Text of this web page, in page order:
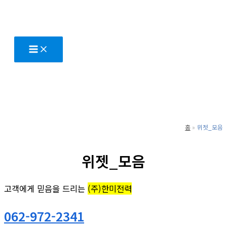
홈 위젯_모음
위젯_모음
고객에게 믿음을 드리는 (주)한미전력
062-972-2341